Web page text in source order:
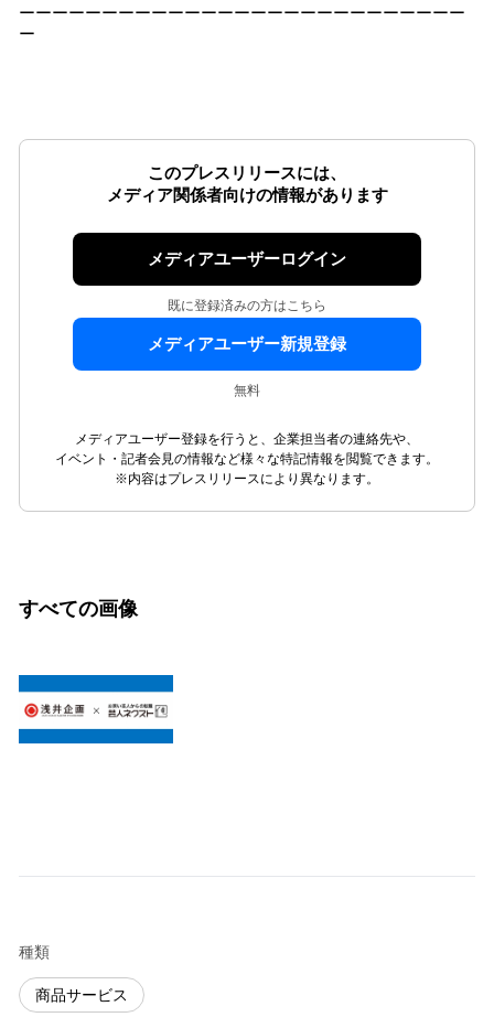
ーーーーーーーーーーーーーーーーーーーーーーーーーーー
ー
このプレスリリースには、
メディア関係者向けの情報があります
メディアユーザーログイン
既に登録済みの方はこちら
メディアユーザー新規登録
無料
メディアユーザー登録を行うと、企業担当者の連絡先や、
イベント・記者会見の情報など様々な特記情報を閲覧できます。
※内容はプレスリリースにより異なります。
すべての画像
種類
商品サービス